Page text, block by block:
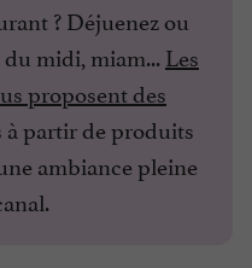
? Déjuenez ou
midi, miam... Les
proposent des
à partir de produits
ambiance pleine